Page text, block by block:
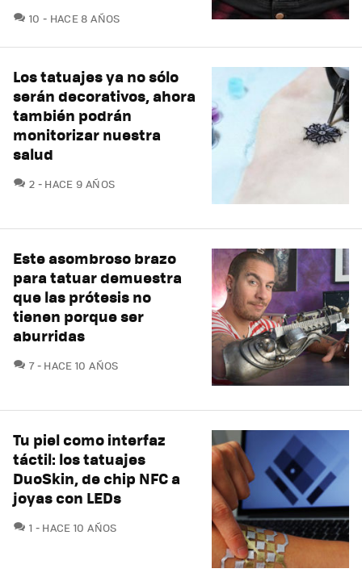
10 COMENTARIOS
HACE 8 AÑOS
Los tatuajes ya no sólo
serán decorativos, ahora
también podrán
monitorizar nuestra
salud
2 COMENTARIOS
HACE 9 AÑOS
Este asombroso brazo
para tatuar demuestra
que las prótesis no
tienen porque ser
aburridas
7COMENTARIOS
HACE 10 AÑOS
Tu piel como interfaz
táctil: los tatuajes
DuoSkin, de chip NFC a
joyas con LEDs
1 COMENTARIOS
HACE 10 AÑOS